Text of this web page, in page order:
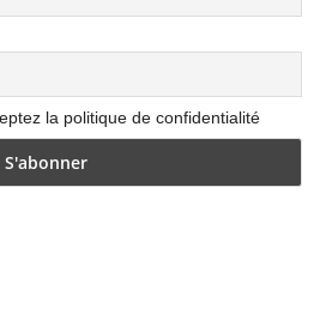
la politique de confidentialité